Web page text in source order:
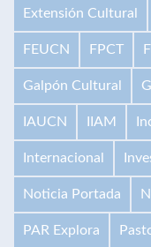
Extensión Cultural
FEUCN FPCT
Galpón Cultural
IAUCN IIAM
Internacional
Noticia Portada
PAR Explora